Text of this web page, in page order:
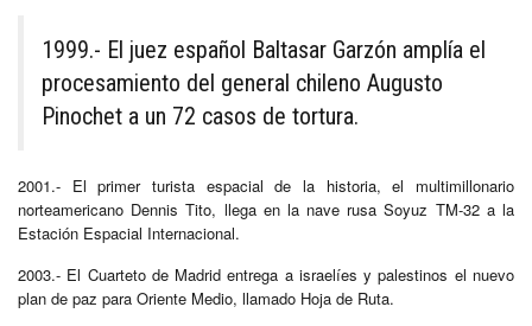
1999.- El juez español Baltasar Garzón amplía el
procesamiento del general chileno Augusto
Pinochet a un 72 casos de tortura.
2001.- El primer turista espacial de la historia, el multimillonario
norteamericano Dennis Tito, llega en la nave rusa Soyuz TM-32 a la
Estación Espacial Internacional.
2003.- El Cuarteto de Madrid entrega a israelíes y palestinos el nuevo
plan de paz para Oriente Medio, llamado Hoja de Ruta.